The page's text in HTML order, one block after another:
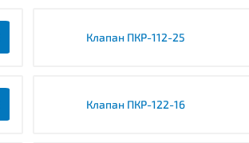
Клапан ПКР-112-25
Клапан ПКР-122-16